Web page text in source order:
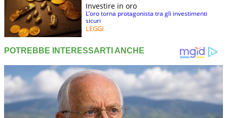
Investire in oro
L’oro torna protagonista tra gli investimenti
sicuri
LEGGI